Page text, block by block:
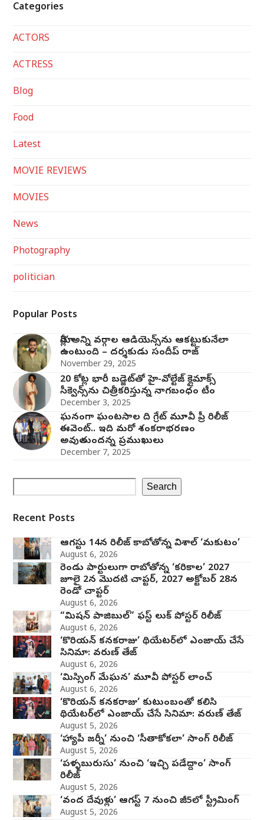
Categories
ACTORS
ACTRESS
Blog
Food
Latest
MOVIE REVIEWS
MOVIES
News
Photography
politician
Popular Posts
మోగ్లీ’ అన్ని వర్గాల ఆడియెన్స్‌ను ఆకట్టుకునేలా
ఉంటుంది – దర్శకుడు సందీప్ రాజ్
November 29, 2025
20 కోట్ల భారీ బడ్జెట్‌తో హై-వోల్టేజ్ క్లైమాక్స్
సీక్వెన్స్‌ను చిత్రీకరిస్తున్న నాగబంధం టీం
December 3, 2025
ఘనంగా ఘంటసాల ది గ్రేట్ మూవీ ప్రీ రిలీజ్
ఈవెంట్.. ఇది మరో శంకరాభరణం
అవుతుందన్న ప్రముఖులు
December 7, 2025
Search
Recent Posts
ఆగస్టు 14న రిలీజ్ కాబోతోన్న విశాల్ ‘మకుటం’
August 6, 2026
రెండు పార్టులుగా రాబోతోన్న ‘కరికాల’ 2027
జూలై 2న మొదటి చాప్టర్‌, 2027 అక్టోబర్ 28న
రెండో చాప్టర్
August 6, 2026
“మిషన్ పాజిబుల్” ఫస్ట్ లుక్ పోస్టర్ రిలీజ్
August 6, 2026
‘కొరియన్ కనకరాజు’ థియేటర్‌లో ఎంజాయ్ చేసే
సినిమా: వరుణ్ తేజ్
August 6, 2026
‘మిస్సింగ్ మేఘన’ మూవీ పోస్టర్ లాంచ్
August 6, 2026
‘కొరియన్ కనకరాజు’ కుటుంబంతో కలిసి
థియేటర్‌లో ఎంజాయ్ చేసే సినిమా: వరుణ్ తేజ్
August 5, 2026
‘హ్యాపీ జర్నీ’ నుంచి ‘సీతాకోకలా’ సాంగ్ రిలీజ్
August 5, 2026
‘పళ్ళబురుసు’ నుంచి ‘ఇచ్చి పడేద్దాం’ సాంగ్
రిలీజ్
August 5, 2026
‘వంద దేవుళ్లు’ ఆగస్ట్ 7 నుంచి జీ5లో స్ట్రీమింగ్
August 5, 2026